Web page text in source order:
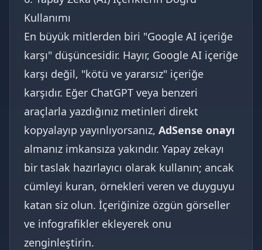
Kullanımı
En büyük mitlerden biri "Google AI içeriğe
karşı" düşüncesidir. Hayır, Google AI içeriğe
karşı değil, "kötü ve yararsız" içeriğe
karşıdır. Eğer ChatGPT veya benzeri
araçlarla yazdığınız metinleri direkt
kopyalayıp yayınlıyorsanız, AdSense onayı
almanız imkansıza yakındır. Yapay zekayı
bir taslak hazırlayıcı olarak kullanın; ancak
cümleyi kuran, örnekleri veren ve duyguyu
katan siz olun. İçeriğinize özgün görseller
ve infografikler ekleyerek onu
zenginleştirin.